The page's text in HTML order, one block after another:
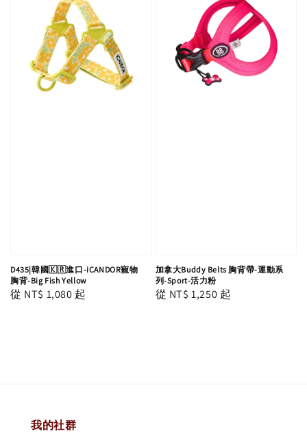
D435|韓國🇰🇷進口-iCANDOR寵物
胸背-Big Fish Yellow
Regular
從 NT$ 1,080 起
加拿大Buddy Belts 胸背帶-運動系
列-Sport-活力粉
Regular
從 NT$ 1,250 起
我的社群